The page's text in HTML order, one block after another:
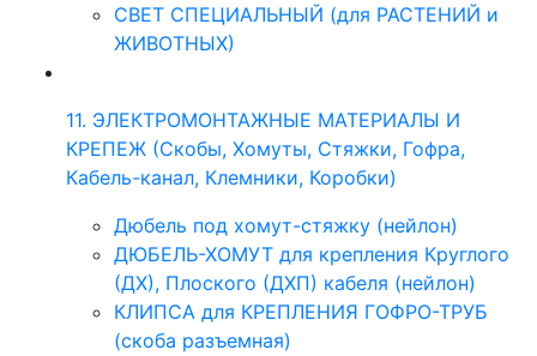
СВЕТ СПЕЦИАЛЬНЫЙ (для РАСТЕНИЙ и
ЖИВОТНЫХ)
11. ЭЛЕКТРОМОНТАЖНЫЕ МАТЕРИАЛЫ И
КРЕПЕЖ (Скобы, Хомуты, Стяжки, Гофра,
Кабель-канал, Клемники, Коробки)
Дюбель под хомут-стяжку (нейлон)
ДЮБЕЛЬ-ХОМУТ для крепления Круглого
(ДХ), Плоского (ДХП) кабеля (нейлон)
КЛИПСА для КРЕПЛЕНИЯ ГОФРО-ТРУБ
(скоба разъемная)